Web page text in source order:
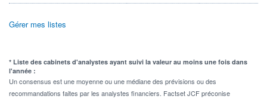
Gérer mes listes
* Liste des cabinets d'analystes ayant suivi la valeur au moins une fois dans
l'année :
Un consensus est une moyenne ou une médiane des prévisions ou des
recommandations faites par les analystes financiers. Factset JCF préconise